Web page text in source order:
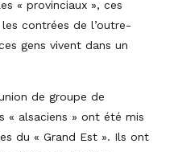
« provinciaux », ces
contrées de l’outre-
gens vivent dans un
de groupe de
« alsaciens » ont été mis
du « Grand Est ». Ils ont